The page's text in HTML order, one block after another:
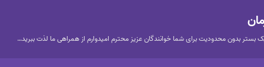
بستر بدون محدودیت برای شما خوانندگان عزیز محترم امیدوارم از همراهی ما لذت ببرید…